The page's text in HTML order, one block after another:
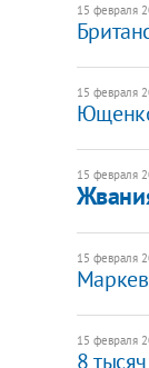
15 февраля
15 февраля
15 февраля
15 февраля
15 февраля
8